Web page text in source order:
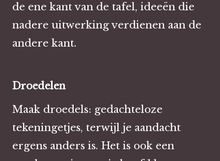
de ene kant van de tafel, ideeën die
nadere uitwerking verdienen aan de
andere kant.
Droedelen
Maak droedels: gedachteloze
tekeningetjes, terwijl je aandacht
ergens anders is. Het is ook een